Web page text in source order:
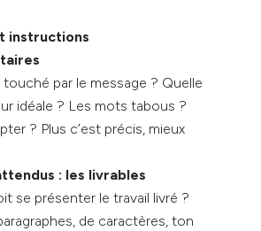
instructions
par le message ? Quelle
idéale ? Les mots tabous ?
? Plus c’est précis, mieux
: les livrables
se présenter le travail livré ?
de caractères, ton